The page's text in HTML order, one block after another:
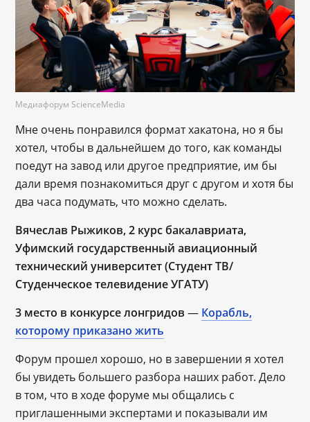
Медиафорум ScienceMedia
Мне очень понравился формат хакатона, но я бы
хотел, чтобы в дальнейшем до того, как команды
поедут на завод или другое предприятие, им бы
дали время познакомиться друг с другом и хотя бы
два часа подумать, что можно сделать.
Вячеслав Рыжиков, 2 курс бакалавриата,
Уфимский государственный авиационный
технический университет (Студент ТВ/
Студенческое телевидение УГАТУ)
3 место в конкурсе лонгридов— Корабль,
которому приказано жить
Форум прошел хорошо, но в завершении я хотел
бы увидеть большего разбора наших работ. Дело
в том, что в ходе форуме мы общались с
приглашенными экспертами и показывали им